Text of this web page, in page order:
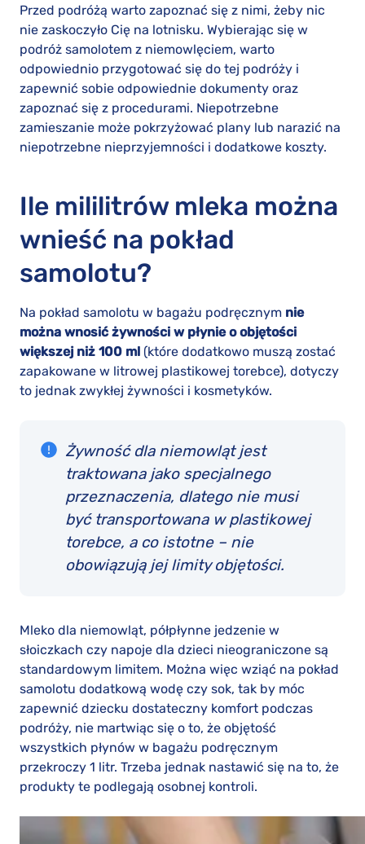
Przed podróżą warto zapoznać się z nimi, żeby nic
nie zaskoczyło Cię na lotnisku. Wybierając się w
podróż samolotem z niemowlęciem, warto
odpowiednio przygotować się do tej podróży i
zapewnić sobie odpowiednie dokumenty oraz
zapoznać się z procedurami. Niepotrzebne
zamieszanie może pokrzyżować plany lub narazić na
niepotrzebne nieprzyjemności i dodatkowe koszty.
Ile mililitrów mleka można
wnieść na pokład
samolotu?
Na pokład samolotu w bagażu podręcznym nie
można wnosić żywności w płynie o objętości
większej niż 100 ml (które dodatkowo muszą zostać
zapakowane w litrowej plastikowej torebce), dotyczy
to jednak zwykłej żywności i kosmetyków.
Żywność dla niemowląt jest
traktowana jako specjalnego
przeznaczenia, dlatego nie musi
być transportowana w plastikowej
torebce, a co istotne – nie
obowiązują jej limity objętości.
Mleko dla niemowląt, półpłynne jedzenie w
słoiczkach czy napoje dla dzieci nieograniczone są
standardowym limitem. Można więc wziąć na pokład
samolotu dodatkową wodę czy sok, tak by móc
zapewnić dziecku dostateczny komfort podczas
podróży, nie martwiąc się o to, że objętość
wszystkich płynów w bagażu podręcznym
przekroczy 1 litr. Trzeba jednak nastawić się na to, że
produkty te podlegają osobnej kontroli.